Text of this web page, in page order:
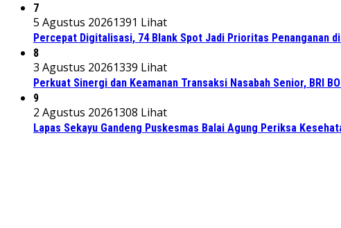
7
5 Agustus 20261391 Lihat
Percepat Digitalisasi, 74 Blank Spot Jadi Prioritas Penanganan di
8
3 Agustus 20261339 Lihat
Perkuat Sinergi dan Keamanan Transaksi Nasabah Senior, BRI
9
2 Agustus 20261308 Lihat
Lapas Sekayu Gandeng Puskesmas Balai Agung Periksa